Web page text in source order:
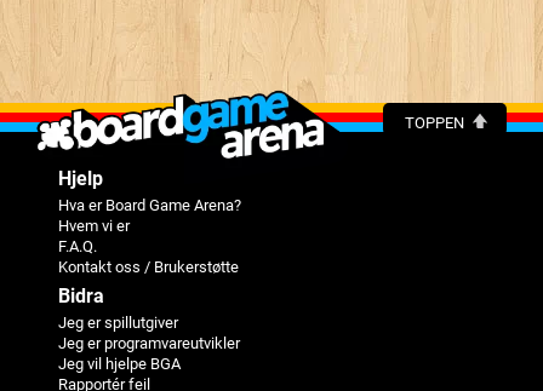
TOPPEN
Hjelp
Hva er Board Game Arena?
Hvem vi er
F.A.Q.
Kontakt oss / Brukerstøtte
Bidra
Jeg er spillutgiver
Jeg er programvareutvikler
Jeg vil hjelpe BGA
Rapportér feil